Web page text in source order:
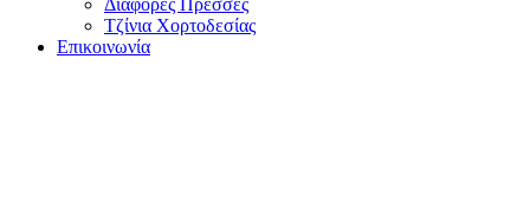
Διάφορες Πρέσσες
Τζίνια Χορτοδεσίας
Επικοινωνία